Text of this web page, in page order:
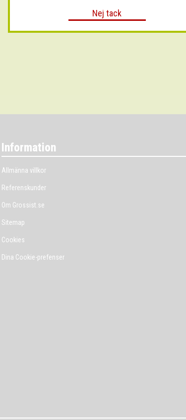
Information
Allmänna villkor
Referenskunder
Om Grossist.se
Sitemap
Cookies
Dina Cookie-prefenser
Nej tack